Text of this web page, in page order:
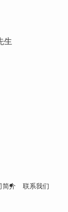
生
简介
联系我们